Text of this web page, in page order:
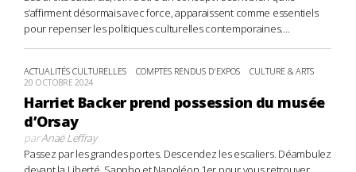
s’affirment désormais avec force, apparaissent comme essentiels
pour repenser les politiques culturelles contemporaines....
ACTUALITÉS CULTURELLES COMPTES RENDUS D'EXPOS CULTURE & ARTS
20 OCTOBRE 2024
Harriet Backer prend possession du musée
d’Orsay
parAnaë Leffray
Passez par les grandes portes. Descendez les escaliers. Déambulez